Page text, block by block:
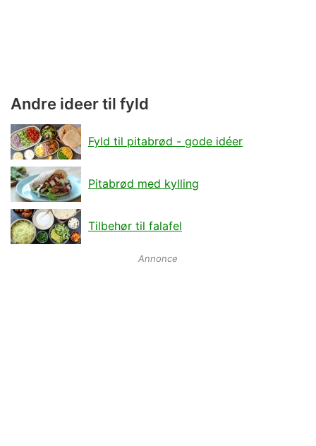
Andre ideer til fyld
Fyld til pitabrød - gode idéer
Pitabrød med kylling
Tilbehør til falafel
Annonce